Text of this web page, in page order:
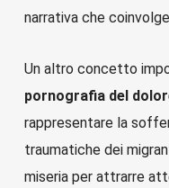
narrativa che
Un altro concetto
pornografia del
rappresentare la
traumatiche dei
miseria per attrarre